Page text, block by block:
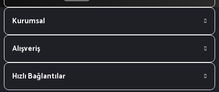
Kurumsal
Alışveriş
Hızlı Bağlantılar